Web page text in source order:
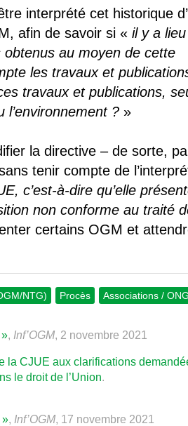
interprété cet historique
afin de savoir si «il y a
au moyen de cette
les travaux et
travaux et publications,
? »
la directive – de sorte,
tenir compte de
c’est-à-dire qu’elle
non conforme au traité
certains OGM et
NTG) Procès Associations / ONG
, Inf’OGM, 2 novembre 2021
la CJUE aux clarifications
le droit de l’Union.
», Inf’OGM, 17 novembre 2021